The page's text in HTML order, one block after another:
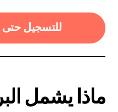
للتسجيل حتى 05.07.22
ماذا يشمل